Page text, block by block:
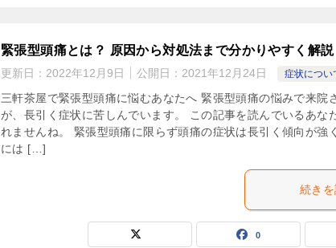
緊張型頭痛とは？ 原因から対処法まで分かりやすく解説
更新日： 2022年12月9日 公開日： 2021年12月24日 症状につい
三軒茶屋で緊張型頭痛に悩むあなたへ 緊張型頭痛の悩みで来院
が、長引く症状に苦しんでいます。 この記事を読んでいるあな
れませんね。 緊張型頭痛に限らず頭痛の症状は長引く傾向が強
には […]
続き
0